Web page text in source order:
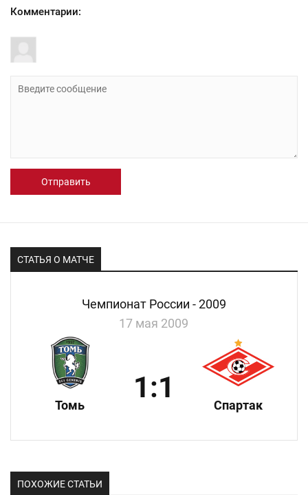
Комментарии:
Отправить
СТАТЬЯ О МАТЧЕ
Чемпионат России - 2009
17 мая 2009
Томь
1:1
Спартак
ПОХОЖИЕ СТАТЬИ